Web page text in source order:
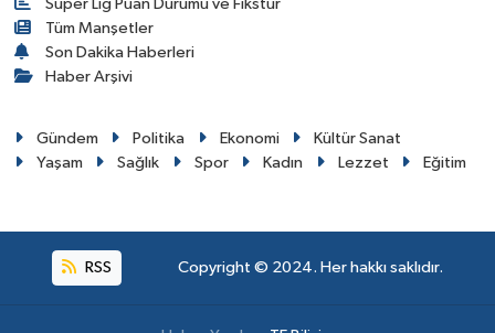
Süper Lig Puan Durumu ve Fikstür
Tüm Manşetler
Son Dakika Haberleri
Haber Arşivi
Gündem Politika Ekonomi
Kültür Sanat
Yaşam
Sağlık Spor Kadın Lezzet Eğitim
RSS Copyright © 2024. Her hakkı saklıdır.